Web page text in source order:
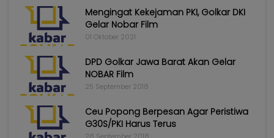
Mengingat Kekejaman PKI, Golkar DKI
Gelar Nobar Film
01 Oktober 2021
DPD Golkar Jawa Barat Akan Gelar
NOBAR Film
25 September 2018
Ceu Popong Berpesan Agar Peristiwa
G30S/PKI Harus Terus